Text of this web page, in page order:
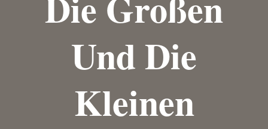
Und Die
Kleinen